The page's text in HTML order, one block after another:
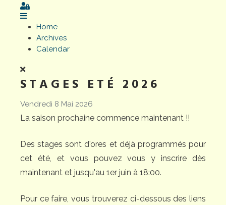
Sign In
Home
Archives
Calendar
STAGES ETÉ 2026
Vendredi 8 Mai 2026
La saison prochaine commence maintenant !!
Des stages sont d'ores et déjà programmés pour
cet été, et vous pouvez vous y inscrire dès
maintenant et jusqu'au 1er juin à 18:00.
Pour ce faire, vous trouverez ci-dessous des liens